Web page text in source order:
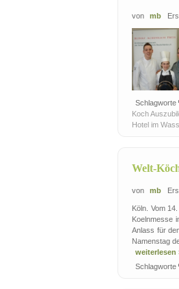
von mb
Schlagworte
Koch
Hotel im
Welt-
von mb
Köln. Vom
Koelnmesse
Anlass für
Namenstag
weiterlesen
Schlagworte